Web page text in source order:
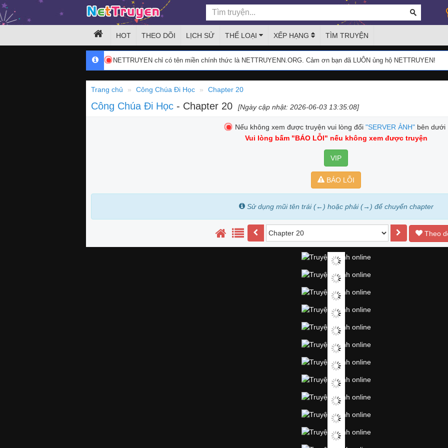
HOT THEO DÕI LỊCH SỬ THỂ LOẠI XẾP HẠNG TÌM TRUYỆN
NETTRUYEN chỉ có tên miền chính thức là NETTRUYENN.ORG. Cảm ơn bạn đã LUÔN ủng hộ NETTRUYEN!
Trang chủ Công Chúa Đi Học Chapter 20
Công Chúa Đi Học - Chapter 20 [Ngày cập nhật: 2026-06-03 13:35:08]
Nếu không xem được truyện vui lòng đổi "SERVER ẢNH" bên dưới
Vui lòng bấm "BÁO LỖI" nếu không xem được truyện
VIP
BÁO LỖI
Sử dụng mũi tên trái (←) hoặc phải (→) để chuyển chapter
Theo